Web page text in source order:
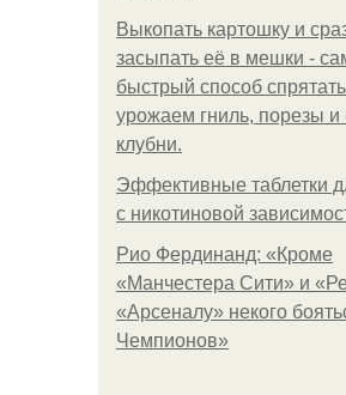
Выкопать картошку и
засыпать её в мешки -
быстрый способ
урожаем гниль, порезы и
клубни.
Эффективные таблетки
с никотиновой
Рио Фердинанд: «Кроме
«Манчестера Сити» и
«Арсеналу» некого
Чемпионов»